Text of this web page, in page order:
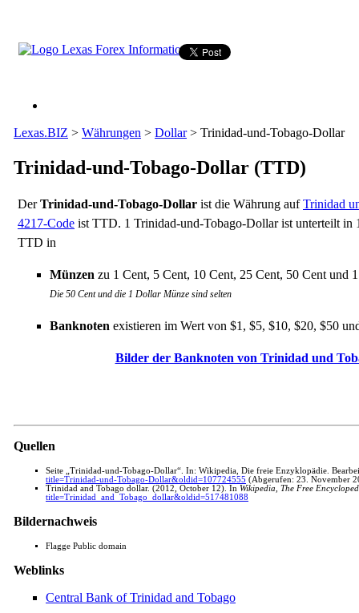
Lexas.BIZ > Währungen > Dollar> Trinidad-und-Tobago-Dollar
Trinidad-und-Tobago-Dollar (TTD)
DerTrinidad-und-Tobago-Dollar ist die Währung aufTrinidad
4217-Code ist TTD. 1 Trinidad-und-Tobago-Dollar ist unterteilt in
TTD in
Münzen zu 1 Cent, 5 Cent, 10 Cent, 25 Cent, 50 Cent und
Die 50 Cent und die 1 Dollar Münze sind selten
Banknoten existieren im Wert von $1, $5, $10, $20, $50
Bilder der Banknoten von Trinidad und
Quellen
Seite „Trinidad-und-Tobago-Dollar“. In: Wikipedia, Die freie Enzyklopädie.
title=Trinidad-und-Tobago-Dollar&oldid=107724555 (Abgerufen: 23. November
Trinidad and Tobago dollar. (2012, October 12). In Wikipedia, The Free
title=Trinidad_and_Tobago_dollar&oldid=517481088
Bildernachweis
Flagge Public domain
Weblinks
Central Bank of Trinidad and Tobago